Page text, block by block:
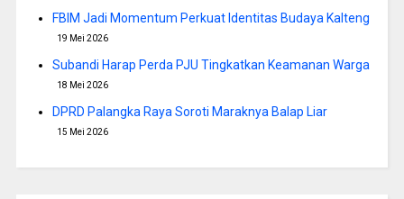
FBIM Jadi Momentum Perkuat Identitas Budaya Kalteng
19 Mei 2026
Subandi Harap Perda PJU Tingkatkan Keamanan Warga
18 Mei 2026
DPRD Palangka Raya Soroti Maraknya Balap Liar
15 Mei 2026